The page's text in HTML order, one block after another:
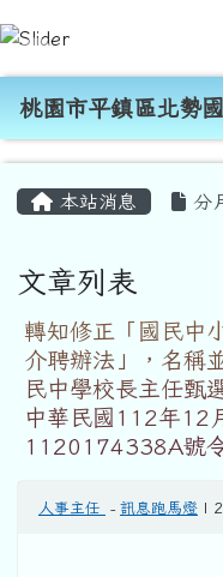
跳至主內容區
桃園市平鎮區
導覽列
桃園市平鎮區北勢
本站消息 分
文章列表
轉知修正「國民中
介聘辦法」，名稱
民中學校長主任甄
中華民國112年12
1120174338A號
人事主任 - 訊息跑馬燈 |